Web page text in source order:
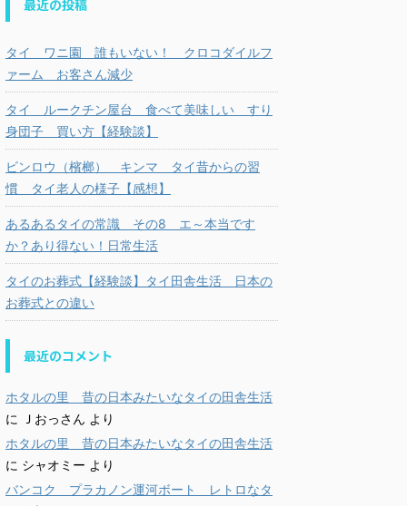
最近の投稿
タイ ワニ園 誰もいない！ クロコダイルフ
ァーム お客さん減少
タイ ルークチン屋台 食べて美味しい すり
身団子 買い方【経験談】
ビンロウ（檳榔） キンマ タイ昔からの習
慣 タイ老人の様子【感想】
あるあるタイの常識 その8 エ～本当です
か？あり得ない！日常生活
タイのお葬式【経験談】タイ田舎生活 日本の
お葬式との違い
最近のコメント
ホタルの里 昔の日本みたいなタイの田舎生活
に
Ｊおっさん より
ホタルの里 昔の日本みたいなタイの田舎生活
に シャオミー より
バンコク プラカノン運河ボート レトロなタ